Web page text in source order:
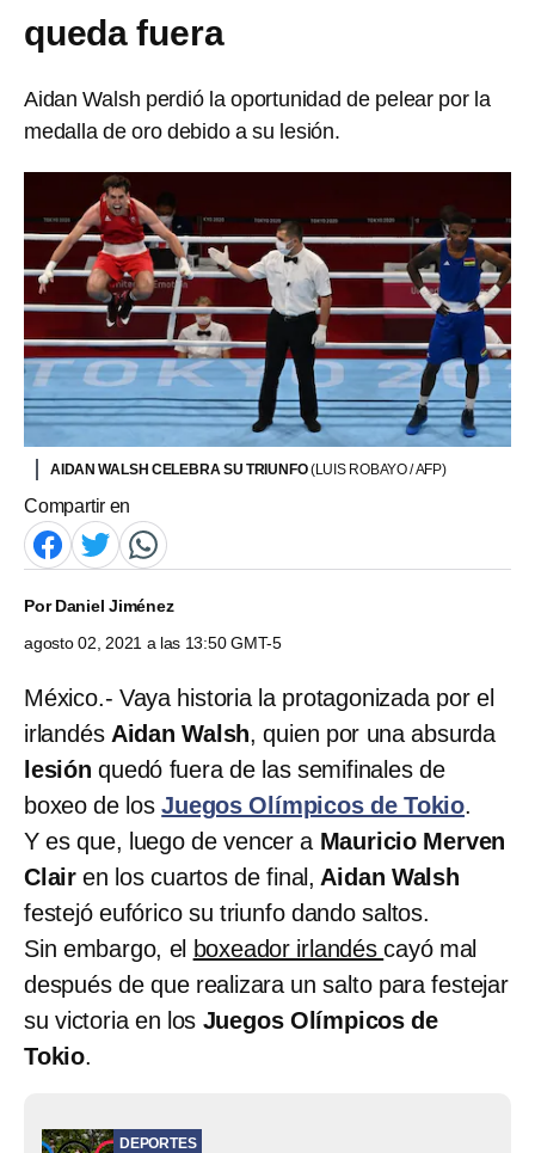
queda fuera
Aidan Walsh perdió la oportunidad de pelear por la
medalla de oro debido a su lesión.
AIDAN WALSH CELEBRA SU TRIUNFO(LUIS ROBAYO / AFP)
Compartir en
PorDaniel Jiménez
agosto 02, 2021 a las 13:50 GMT-5
México.- Vaya historia la protagonizada por el
irlandés Aidan Walsh, quien por una absurda
lesiónquedó fuera de las semifinales de
boxeo de losJuegos Olímpicos de Tokio.
Y es que, luego de vencer a Mauricio Merven
Clairen los cuartos de final, Aidan Walsh
festejó eufórico su triunfo dando saltos.
Sin embargo, el boxeador irlandéscayó mal
después de que realizara un salto para festejar
su victoria en los Juegos Olímpicos de
Tokio.
DEPORTES